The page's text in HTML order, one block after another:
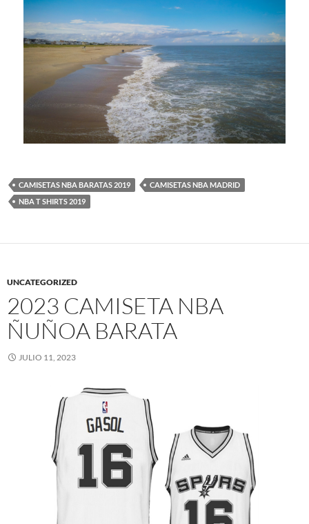
CAMISETAS NBA BARATAS 2019
CAMISETAS NBA MADRID
NBA T SHIRTS 2019
UNCATEGORIZED
2023 CAMISETA NBA
ÑUÑOA BARATA
JULIO 11, 2023